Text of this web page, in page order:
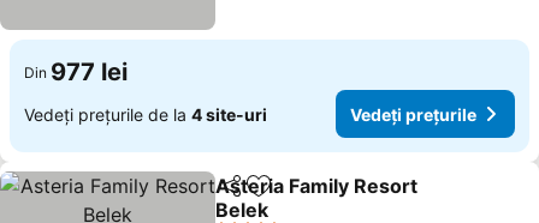
Din 977 lei
Vedeți prețurile de la 4 site-uri Vedeți prețurile
DistribuițiAdăugaţi la favorite
Asteria Family Resort
Belek